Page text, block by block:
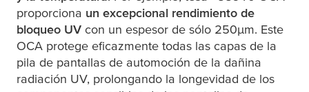
proporciona un excepcional rendimiento de
bloqueo UV con un espesor de sólo 250µm. Este
OCA protege eficazmente todas las capas de la
pila de pantallas de automoción de la dañina
radiación UV, prolongando la longevidad de los